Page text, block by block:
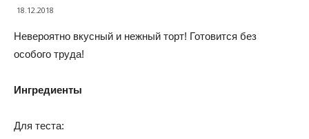
18.12.2018
Невероятно вкусный и нежный торт! Готовится без
особого труда!
Ингредиенты
Для теста: